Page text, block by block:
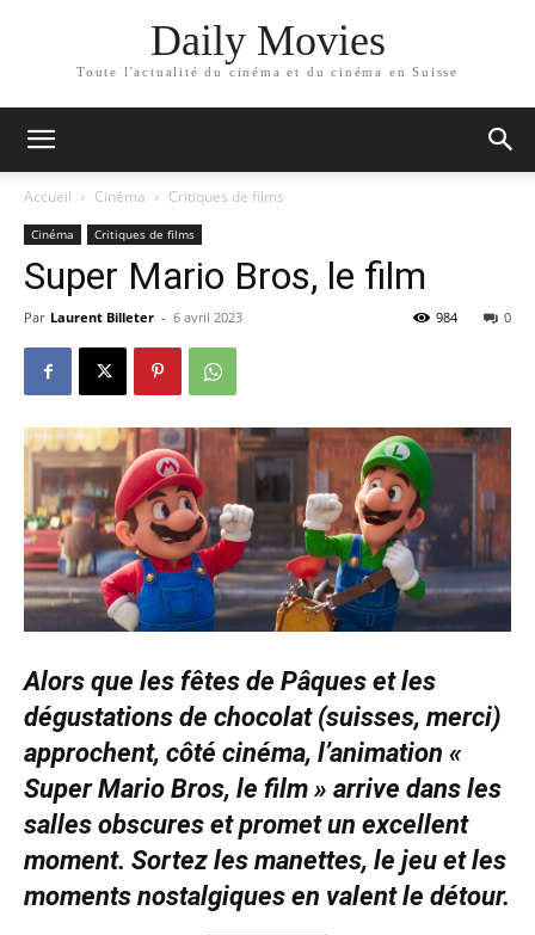
Daily Movies
Toute l'actualité du cinéma et du cinéma en Suisse
Accueil Cinéma Critiques de films
Cinéma Critiques de films
Super Mario Bros, le film
Par Laurent Billeter - 6 avril 2023 0
984
Alors que les fêtes de Pâques et les
dégustations de chocolat (suisses, merci)
approchent, côté cinéma, l’animation «
Super Mario Bros, le film » arrive dans les
salles obscures et promet un excellent
moment. Sortez les manettes, le jeu et les
moments nostalgiques en valent le détour.